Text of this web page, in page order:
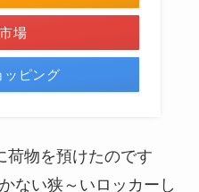
場
ッピング
荷物を預けたのです
ない狭～いロッカーし